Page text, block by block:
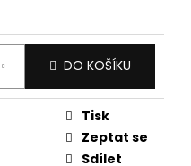
DO KOŠÍKU
Tisk
Zeptat se
Sdílet